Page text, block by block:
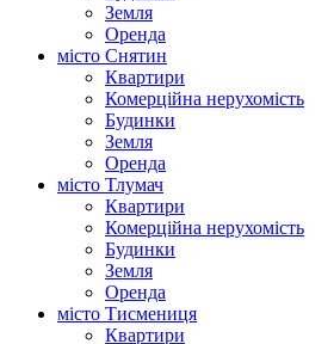
Земля
Оренда
місто Снятин
Квартири
Комерційна нерухомість
Будинки
Земля
Оренда
місто Тлумач
Квартири
Комерційна нерухомість
Будинки
Земля
Оренда
місто Тисмениця
Квартири